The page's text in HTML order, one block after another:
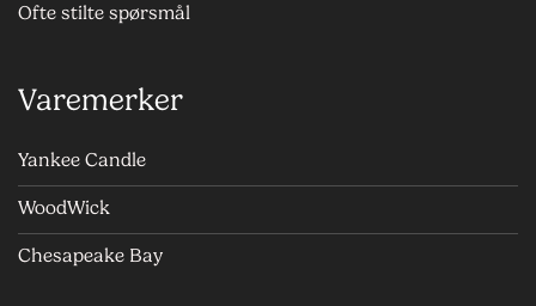
Ofte stilte spørsmål
Varemerker
Yankee Candle
WoodWick
Chesapeake Bay